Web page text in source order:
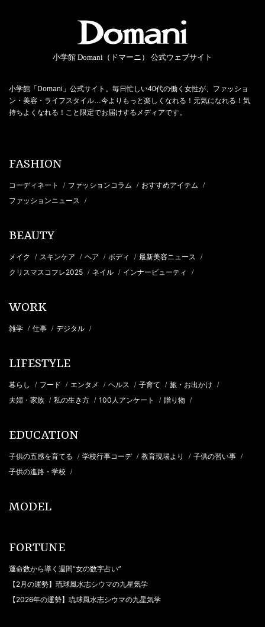
小学館 Domani（ドマーニ） 公式ウェブサイト
小学館「Domani」公式サイト。毎日忙しい40代の働く女性が、ファッショ
ン・美容・ライフスタイル…今よりもっと楽しくなれる！元気になれる！気
持ちよくなれる！こと限定でお届けするメディアです。
FASHION
コーディネート / ファッションコラム / おすすめアイテム /
ファッションニュース /
BEAUTY
メイク / スキンケア / ヘア / ボディ / 最新美容ニュース /
クリスマスコフレ2025 / ネイル / インナービューティ /
WORK
雑学 / 仕事 / デジタル /
LIFESTYLE
暮らし / フード / エンタメ / ヘルス / 子育て / 旅・お出かけ /
夫婦・家族 / 私の生き方 / 100人アンケート / 贈り物 /
EDUCATION
子供の五感を育てる / 学校行事コーデ / 教育現場より / 子供の習い事 /
子供の進路・学校 /
MODEL
FORTUNE
運命数から導く週間“女の数字占い”
【2月の運勢】琉球風水志シウマの九星気学
【2026年の運勢】琉球風水志シウマの九星気学